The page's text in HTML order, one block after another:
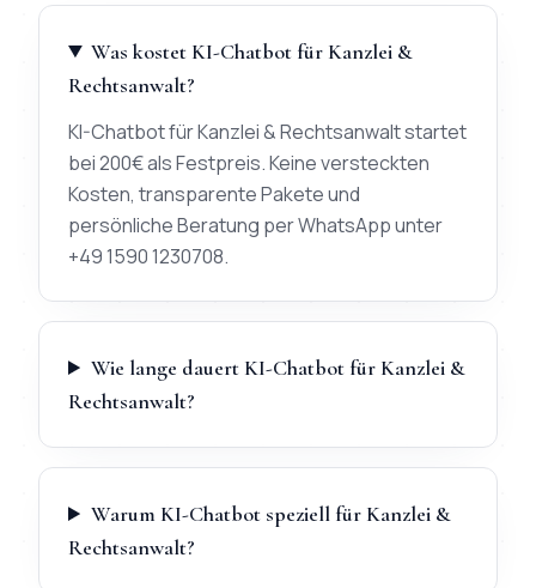
Was kostet KI-Chatbot für Kanzlei &
Rechtsanwalt?
KI-Chatbot für Kanzlei & Rechtsanwalt startet
bei 200€ als Festpreis. Keine versteckten
Kosten, transparente Pakete und
persönliche Beratung per WhatsApp unter
+49 1590 1230708.
Wie lange dauert KI-Chatbot für Kanzlei &
Rechtsanwalt?
Warum KI-Chatbot speziell für Kanzlei &
Rechtsanwalt?